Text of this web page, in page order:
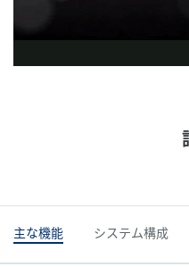
主な機能 システム構成